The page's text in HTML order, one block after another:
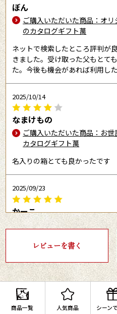
商品一覧 人気商品 シーン
ぼん
ご購入いただいた商品：オ
のカタログギフト萬
ネットで検索したところ評判が
きました。受け取った父もとて
た。今後も機会があれば利用し
2025/10/14
なまけもの
ご購入いただいた商品：お
カタログギフト萬
名入りの箱とても良かったです
2025/09/23
かーこ
ご購入いただいた商品：お
大変満足しました。
2025/09/15
ぴの
レビューを書く